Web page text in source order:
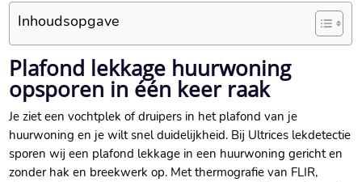
Inhoudsopgave
Plafond lekkage huurwoning
opsporen in één keer raak
Je ziet een vochtplek of druipers in het plafond van je
huurwoning en je wilt snel duidelijkheid.​ Bij Ultrices lekdetectie
sporen wij een plafond lekkage in een huurwoning gericht en
zonder hak en breekwerk op.​ Met thermografie van FLIR,